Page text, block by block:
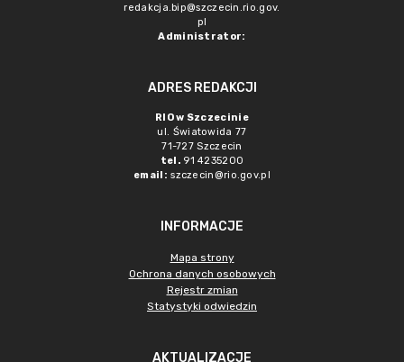
redakcja.bip@szczecin.rio.gov.
pl
Administrator:
ADRES REDAKCJI
RIO w Szczecinie
ul. Światowida 77
71-727 Szczecin
tel. 91 4235200
email: szczecin@rio.gov.pl
INFORMACJE
Mapa strony
Ochrona danych osobowych
Rejestr zmian
Statystyki odwiedzin
AKTUALIZACJE